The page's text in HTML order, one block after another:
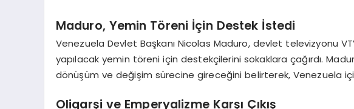
Maduro, Yemin Töreni İçin Destek İstedi
Venezuela Devlet Başkanı Nicolas Maduro, devlet televizyonu
yapılacak yemin töreni için destekçilerini sokaklara çağırdı.
dönüşüm ve değişim sürecine gireceğini belirterek, Venezuela
Oligarşi ve Emperyalizme Karşı Çıkış